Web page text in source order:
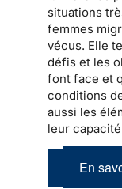
situations
femmes
vécus. Elle
défis et les
font face et
conditions
aussi les
leur
En